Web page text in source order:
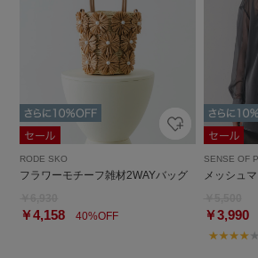
RODE SKO
フラワーモチーフ雑材2WAYバッグ
￥4,158 40%OFF
SENSE OF
メッシュ
￥3,990